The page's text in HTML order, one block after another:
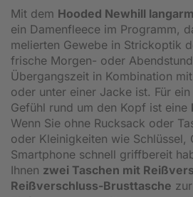
Mit dem Hooded Newhill
ein Damenfleece im Programm,
melierten Gewebe in Strickoptik
frische Morgen- oder
Übergangszeit in Kombination
oder unter einer Jacke ist. Für
Gefühl rund um den Kopf ist eine
Wenn Sie ohne Rucksack oder
oder Kleinigkeiten wie Schlüssel,
Smartphone schnell griffbereit
Ihnen zwei Taschen mit
Reißverschluss-Brusttasche